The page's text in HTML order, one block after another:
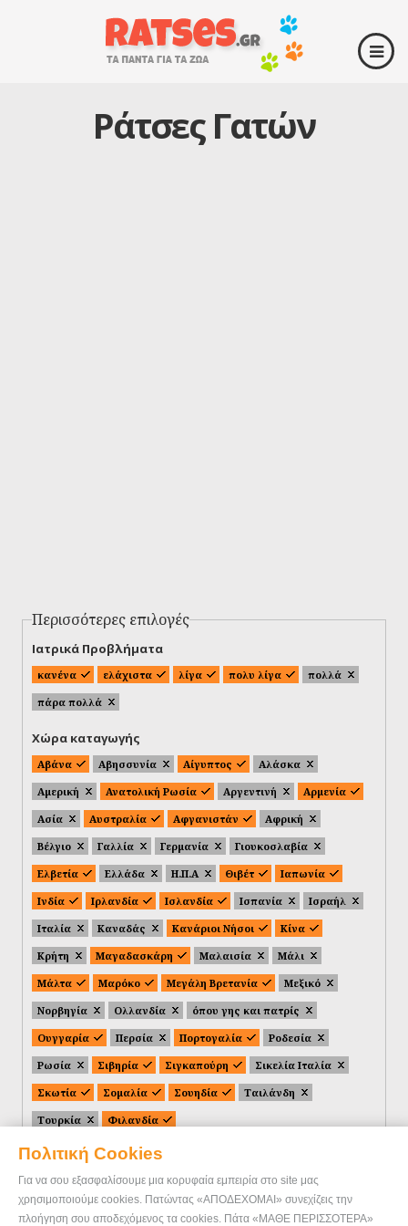
Πολιτική Cookies
Για να σου εξασφαλίσουμε μια κορυφαία εμπειρία στο site μας
χρησιμοποιούμε cookies. Πατώντας «ΑΠΟΔΕΧΟΜΑΙ» συνεχίζεις την
πλοήγηση σου αποδεχόμενος τα cookies. Πάτα «ΜΑΘΕ ΠΕΡΙΣΣΟΤΕΡΑ»
Ράτσες Γατών
Περισσότερες επιλογές
Ιατρικά Προβλήματα
κανένα ελάχιστα λίγα πολυ λίγα
πολλά
πάρα πολλά
Χώρα καταγωγής
Αβάνα Αβησσυνία Αίγυπτος
Αλάσκα
Αμερική
Ανατολική Ρωσία Αργεντινή
Αρμενία
Ασία
Αυστραλία Αφγανιστάν
Αφρική
Βέλγιο
Γαλλία Γερμανία
Γιουκοσλαβία
Ελβετία
Ελλάδα Η.Π.Α Θιβέτ
Ιαπωνία
Ινδία
Ιρλανδία Ισλανδία Ισπανία
Ισραήλ
Ιταλία
Καναδάς Κανάριοι Νήσοι
Κίνα
Κρήτη
Μαγαδασκάρη Μαλαισία
Μάλι
Μάλτα
Μαρόκο Μεγάλη Βρετανία
Μεξικό
Νορβηγία
Ολλανδία
όπου γης και πατρίς
Ουγγαρία
Περσία Πορτογαλία
Ροδεσία
Ρωσία
Σιβηρία Σιγκαπούρη
Σικελία Ιταλία
Σκωτία
Σομαλία Σουηδία
Ταιλάνδη
Τουρκία
Φιλανδία